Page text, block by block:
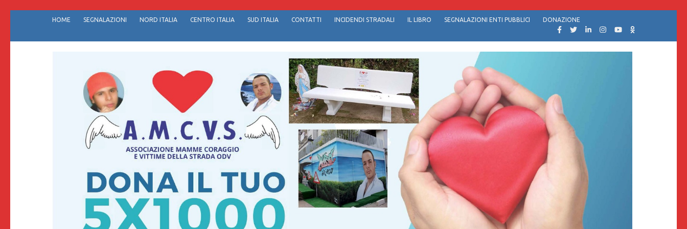
contenuto
HOME SEGNALAZIONI NORD ITALIA CENTRO ITALIA SUD ITALIA CONTATTI INCIDENDI STRADALI IL LIBRO SEGNALAZIONI ENTI PUBBLICI DONAZIONE